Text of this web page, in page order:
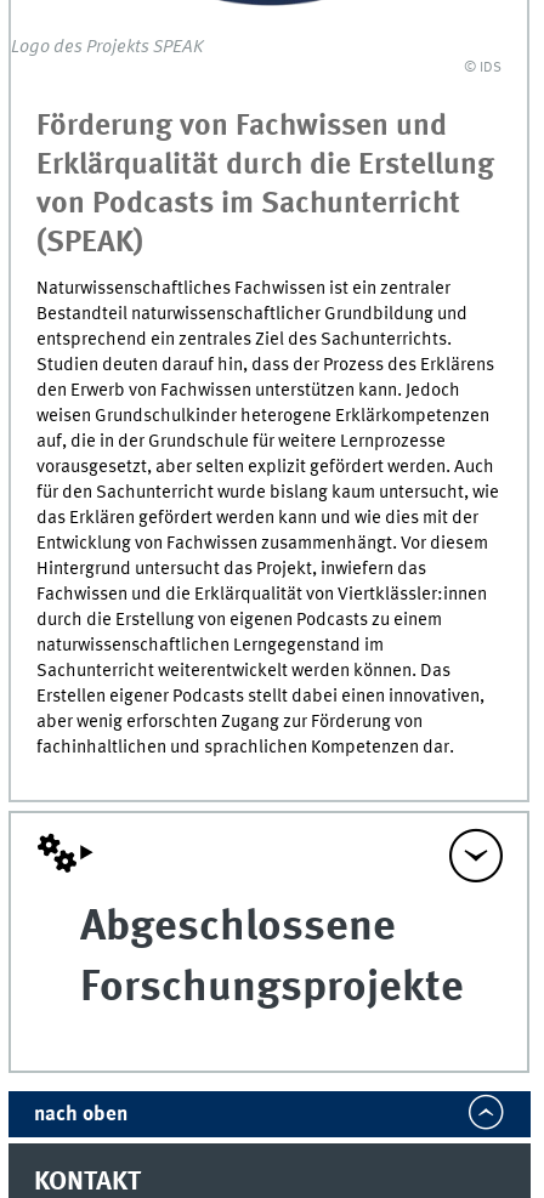
Logo des Projekts SPEAK
© IDS
Förderung von Fachwissen und
Erklärqualität durch die Erstellung
von Podcasts im Sachunterricht
(SPEAK)
Naturwissenschaftliches Fachwissen ist ein zentraler
Bestandteil naturwissenschaftlicher Grundbildung und
entsprechend ein zentrales Ziel des Sachunterrichts.
Studien deuten darauf hin, dass der Prozess des Erklärens
den Erwerb von Fachwissen unterstützen kann. Jedoch
weisen Grundschulkinder heterogene Erklärkompetenzen
auf, die in der Grundschule für weitere Lernprozesse
vorausgesetzt, aber selten explizit gefördert werden. Auch
für den Sachunterricht wurde bislang kaum untersucht, wie
das Erklären gefördert werden kann und wie dies mit der
Entwicklung von Fachwissen zusammenhängt. Vor diesem
Hintergrund untersucht das Projekt, inwiefern das
Fachwissen und die Erklärqualität von Viertklässler:innen
durch die Erstellung von eigenen Podcasts zu einem
naturwissenschaftlichen Lerngegenstand im
Sachunterricht weiterentwickelt werden können. Das
Erstellen eigener Podcasts stellt dabei einen innovativen,
aber wenig erforschten Zugang zur Förderung von
fachinhaltlichen und sprachlichen Kompetenzen dar.
Abgeschlossene
Forschungsprojekte
nach oben
KONTAKT